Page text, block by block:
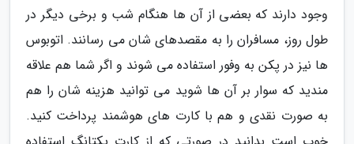
وجود دارند که بعضی از آن ها هنگام شب و برخی دیگر در
طول روز، مسافران را به مقصدهای شان می رسانند. اتوبوس
ها نیز در پکن به وفور استفاده می شوند و اگر شما هم علاقه
مندید که سوار بر آن ها شوید می توانید هزینه شان را هم
به صورت نقدی و هم با کارت های هوشمند پرداخت کنید.